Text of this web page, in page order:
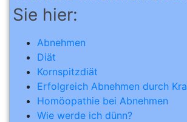
Sie hier:
Abnehmen
Diät
Kornspitzdiät
Erfolgreich Abnehmen durch
Homöopathie bei Abnehmen
Wie werde ich dünn?